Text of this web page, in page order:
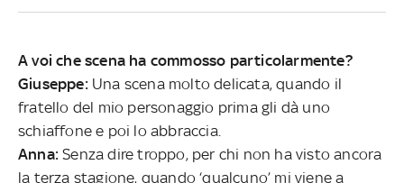
A voi che scena ha commosso particolarmente?
Giuseppe:Una scena molto delicata, quando il
fratello del mio personaggio prima gli dà uno
schiaffone e poi lo abbraccia.
Anna: Senza dire troppo, per chi non ha visto ancora
la terza stagione, quando ‘qualcuno’ mi viene a